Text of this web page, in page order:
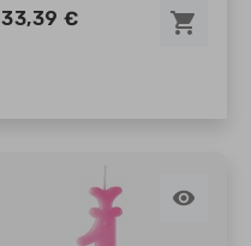
33,39 € shopping_cart
